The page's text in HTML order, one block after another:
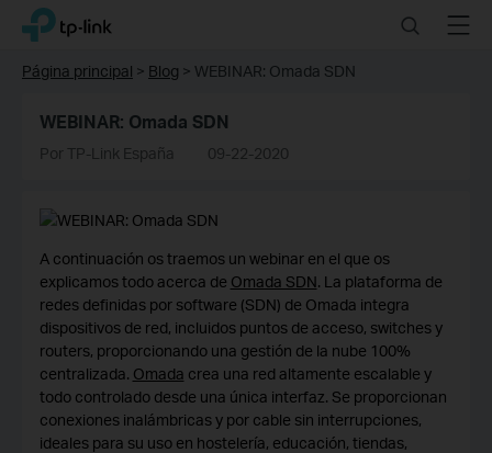
Click
the
TP-Link, Reliably Smart SearchMenu
Página principal > Blog > WEBINAR: Omada SDN
WEBINAR: Omada SDN
Por TP-Link España 09-22-2020
A continuación os traemos un webinar en el que os
explicamos todo acerca de Omada SDN. La plataforma de
redes definidas por software (SDN) de Omada integra
dispositivos de red, incluidos puntos de acceso, switches y
routers, proporcionando una gestión de la nube 100%
centralizada. Omada crea una red altamente escalable y
todo controlado desde una única interfaz. Se proporcionan
conexiones inalámbricas y por cable sin interrupciones,
ideales para su uso en hostelería, educación, tiendas,